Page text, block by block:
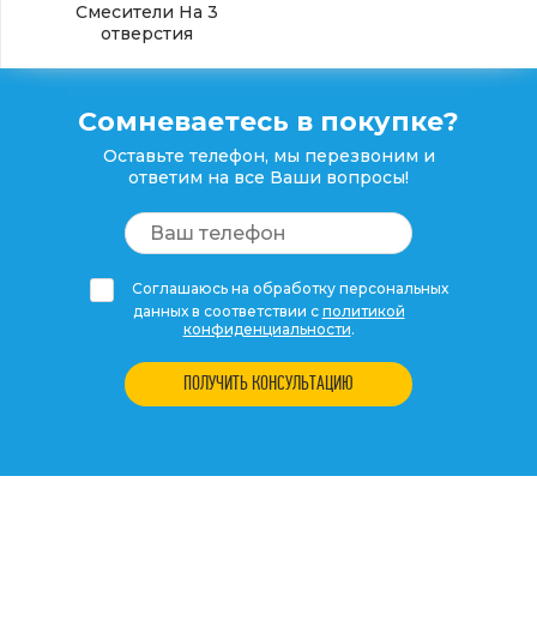
Смесители На 3
отверстия
Сомневаетесь в покупке?
Оставьте телефон, мы перезвоним и
ответим на все Ваши вопросы!
Соглашаюсь на обработку персональных
данных в соответствии с политикой
конфиденциальности.
ПОЛУЧИТЬ КОНСУЛЬТАЦИЮ